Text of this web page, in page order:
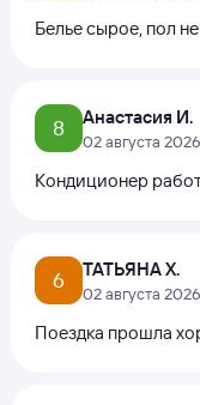
Белье сырое, пол
8 Анастасия И.
02 августа
Кондиционер
6 ТАТЬЯНА Х.
02 августа
Поездка прошла